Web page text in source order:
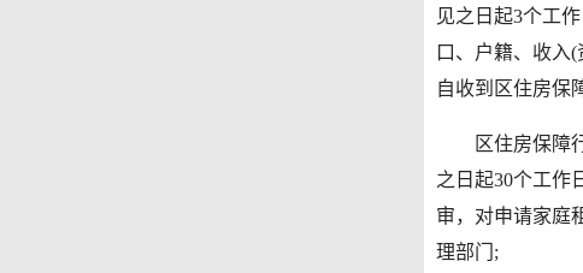
见之日起3个工
口、户籍、收入
自收到区住房保
区住房保障行
之日起30个工作
审，对申请家庭
理部门;